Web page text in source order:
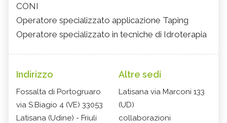
CONI
Operatore specializzato applicazione Taping
Operatore specializzato in tecniche di Idroterapia
Indirizzo
Fossalta di Portogruaro
via S.Biagio 4 (VE) 33053
Latisana (Udine) - Friuli
Altre sedi
Latisana via Marconi 133
(UD)
collaborazioni